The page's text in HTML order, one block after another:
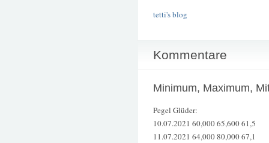
tetti's blog
Kommentare
Minimum, Maximum,
Pegel Glüder:
10.07.2021 60,000 65,600 61,5
11.07.2021 64,000 80,000 67,1